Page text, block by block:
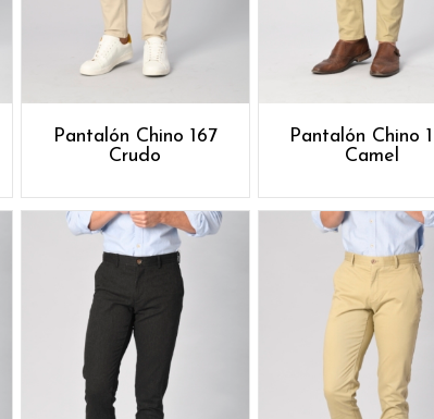
Pantalón Chino 167
Crudo
Pantalón Chino
Camel